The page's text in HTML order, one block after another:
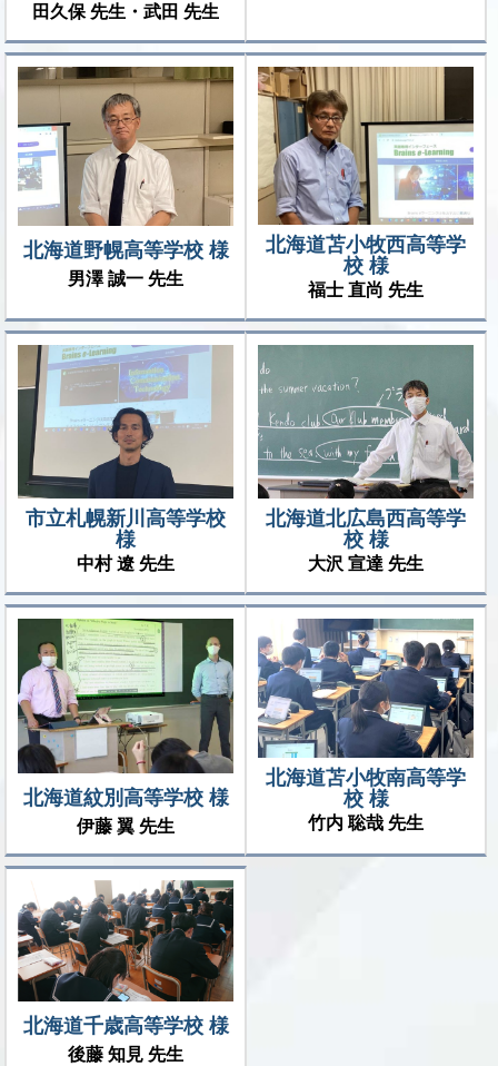
田久保 先生・武田 先生
北海道野幌高等学校 様
男澤 誠一 先生
北海道苫小牧西高等学
校 様
福士 直尚 先生
市立札幌新川高等学校
様
中村 遼 先生
北海道北広島西高等学
校 様
大沢 宣達 先生
北海道紋別高等学校 様
伊藤 翼 先生
北海道苫小牧南高等学
校 様
竹内 聡哉 先生
北海道千歳高等学校 様
後藤 知見 先生